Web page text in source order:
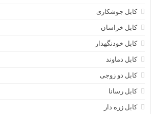
کابل جوشکاری
کابل خراسان
کابل خودنگهدار
کابل دماوند
کابل دو زوجی
کابل رسانا
کابل زره دار